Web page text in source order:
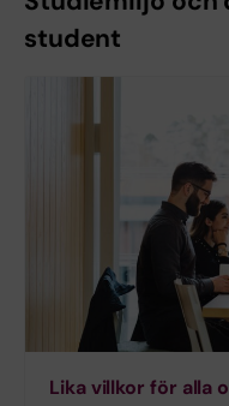
student
Lika villkor för alla